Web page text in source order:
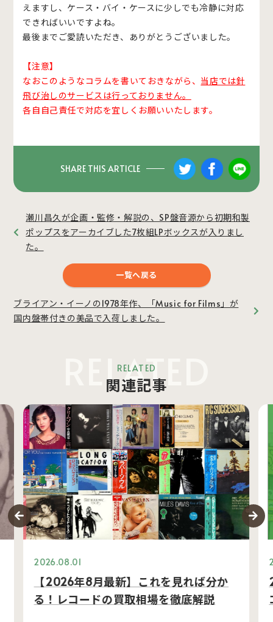
えますし、ケース・バイ・ケースに少しでも冷静に対応
できればいいですよね。
最後までご愛読いただき、ありがとうございました。
【注意】
なおこのようなコラムを書いておきながら、 当店では針
飛び治しのサービスは行っておりません。
各自自己責任で対応を宜しくお願いいたします。
SHARE THIS ARTICLE
瀬川昌久が企画・監修・解説の、SP盤音源から初期和製
ポップスをアーカイブした7枚組LPボックスが入りまし
た。
一覧へ戻る
ブライアン・イーノの1978年作、「Music for Films」が
国内盤帯付きの美品で入荷しました。
RELATED
RELATED
関連記事
2026.08.01
【2026年8月最新】これを見れば分か
る！レコードの買取相場を徹底解説